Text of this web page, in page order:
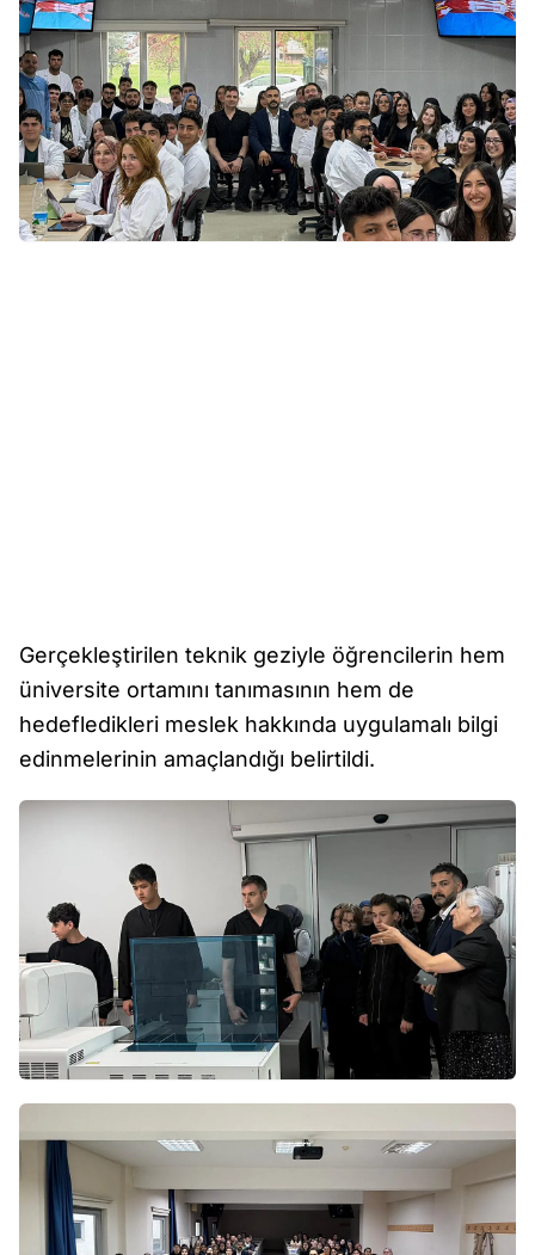
Gerçekleştirilen teknik geziyle öğrencilerin hem
üniversite ortamını tanımasının hem de
hedefledikleri meslek hakkında uygulamalı bilgi
edinmelerinin amaçlandığı belirtildi.